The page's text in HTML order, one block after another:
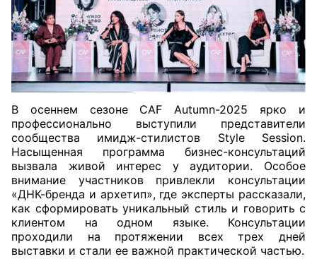
В осеннем сезоне CAF Autumn-2025 ярко и
профессионально выступили представители
сообщества имидж-стилистов Style Session.
Насыщенная программа бизнес-консультаций
вызвала живой интерес у аудитории. Особое
внимание участников привлекли консультации
«ДНК-бренда и архетип», где эксперты рассказали,
как сформировать уникальный стиль и говорить с
клиентом на одном языке. Консультации
проходили на протяжении всех трех дней
выставки и стали ее важной практической частью.